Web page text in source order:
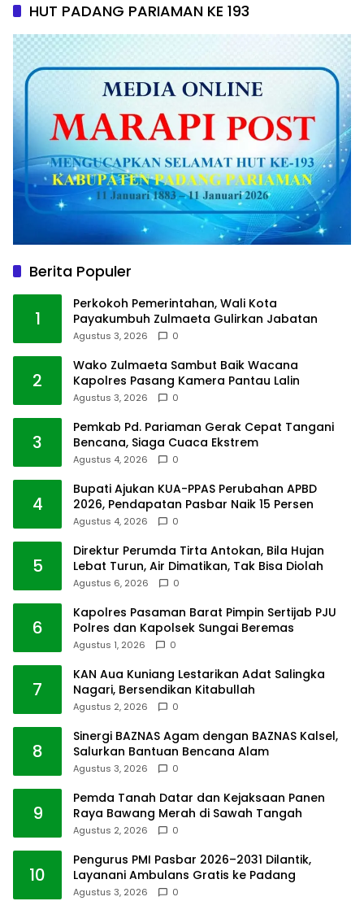
HUT PADANG PARIAMAN KE 193
Berita Populer
1
Perkokoh Pemerintahan, Wali Kota
Payakumbuh Zulmaeta Gulirkan Jabatan
Agustus 3, 2026 0
2
Wako Zulmaeta Sambut Baik Wacana
Kapolres Pasang Kamera Pantau Lalin
Agustus 3, 2026 0
3
Pemkab Pd. Pariaman Gerak Cepat Tangani
Bencana, Siaga Cuaca Ekstrem
Agustus 4, 2026 0
4
Bupati Ajukan KUA-PPAS Perubahan APBD
2026, Pendapatan Pasbar Naik 15 Persen
Agustus 4, 2026 0
5
Direktur Perumda Tirta Antokan, Bila Hujan
Lebat Turun, Air Dimatikan, Tak Bisa Diolah
Agustus 6, 2026 0
6
Kapolres Pasaman Barat Pimpin Sertijab PJU
Polres dan Kapolsek Sungai Beremas
Agustus 1, 2026 0
7
KAN Aua Kuniang Lestarikan Adat Salingka
Nagari, Bersendikan Kitabullah
Agustus 2, 2026 0
8
Sinergi BAZNAS Agam dengan BAZNAS Kalsel,
Salurkan Bantuan Bencana Alam
Agustus 3, 2026 0
9
Pemda Tanah Datar dan Kejaksaan Panen
Raya Bawang Merah di Sawah Tangah
Agustus 2, 2026 0
10
Pengurus PMI Pasbar 2026–2031 Dilantik,
Layanani Ambulans Gratis ke Padang
Agustus 3, 2026 0